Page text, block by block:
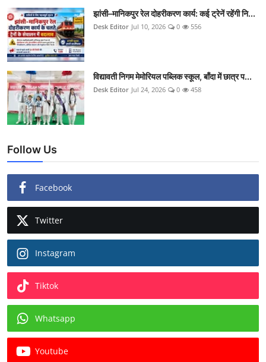
झांसी–मानिकपुर रेल दोहरीकरण कार्य: कई ट्रेनें रहेंगी नि...
Desk Editor Jul 10, 2026 0 556
विद्यावती निगम मेमोरियल पब्लिक स्कूल, बाँदा में छात्र प...
Desk Editor Jul 24, 2026 0 458
Follow Us
Facebook
Twitter
Instagram
Tiktok
Whatsapp
Youtube